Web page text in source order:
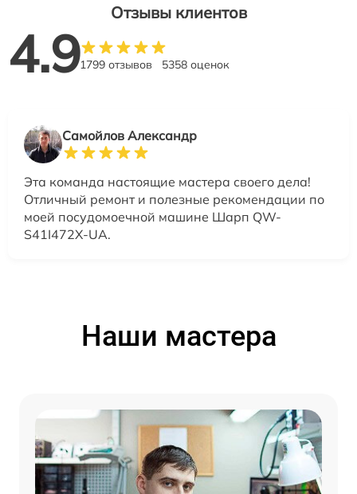
Отзывы клиентов
4.91799 отзывов 5358 оценок
Самойлов Александр
Эта команда настоящие мастера своего дела!
Отличный ремонт и полезные рекомендации по
моей посудомоечной машине Шарп QW-
S41I472X-UA.
Наши мастера